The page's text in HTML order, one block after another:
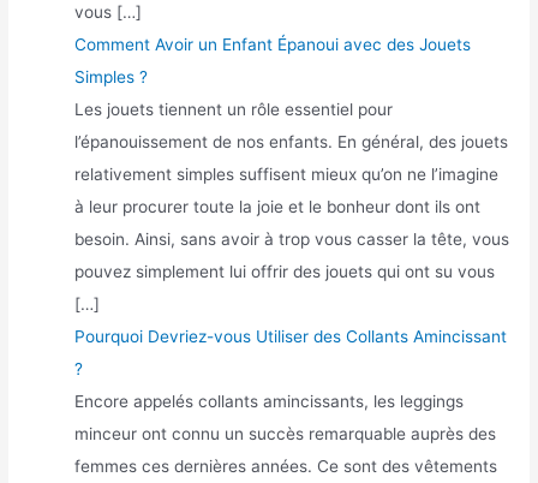
vous […]
Comment Avoir un Enfant Épanoui avec des Jouets
Simples ?
Les jouets tiennent un rôle essentiel pour
l’épanouissement de nos enfants. En général, des jouets
relativement simples suffisent mieux qu’on ne l’imagine
à leur procurer toute la joie et le bonheur dont ils ont
besoin. Ainsi, sans avoir à trop vous casser la tête, vous
pouvez simplement lui offrir des jouets qui ont su vous
[…]
Pourquoi Devriez-vous Utiliser des Collants Amincissant
?
Encore appelés collants amincissants, les leggings
minceur ont connu un succès remarquable auprès des
femmes ces dernières années. Ce sont des vêtements